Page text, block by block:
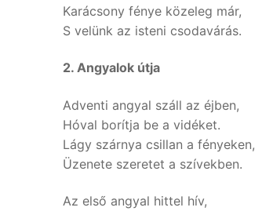
Karácsony fénye közeleg már,
S velünk az isteni csodavárás.
2. Angyalok útja
Adventi angyal száll az éjben,
Hóval borítja be a vidéket.
Lágy szárnya csillan a fényeken,
Üzenete szeretet a szívekben.
Az első angyal hittel hív,